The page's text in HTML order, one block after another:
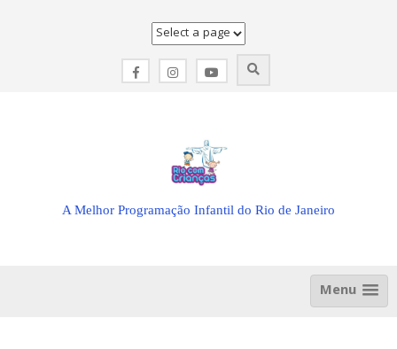
A Melhor Programação Infantil do Rio de Janeiro
Menu